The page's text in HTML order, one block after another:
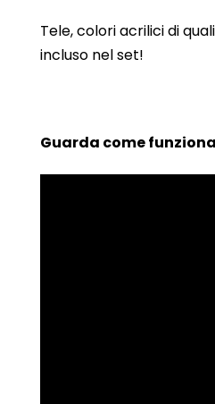
Tele, colori acrilici di
incluso nel set!
Guarda come